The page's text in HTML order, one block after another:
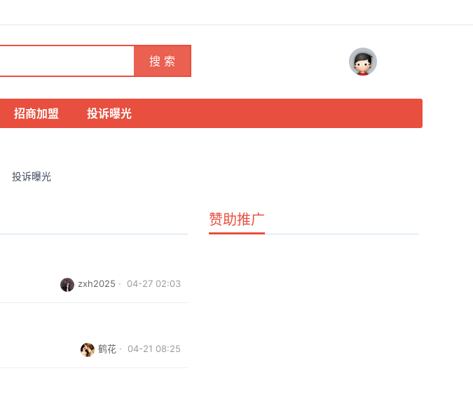
搜 索
招商加盟 投诉曝光
投诉曝光
zxh2025 · 04-27 02:03
鹤花 · 04-21 08:25
赞助推广